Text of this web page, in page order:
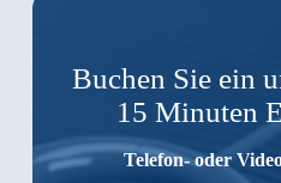
Buchen Sie ein
15 Minuten
Telefon- oder